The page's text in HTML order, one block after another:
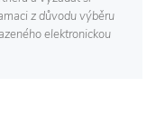
z důvodu výběru
elektronickou